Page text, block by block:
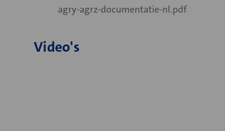
agry-agrz-documentatie-nl.pdf
Video's